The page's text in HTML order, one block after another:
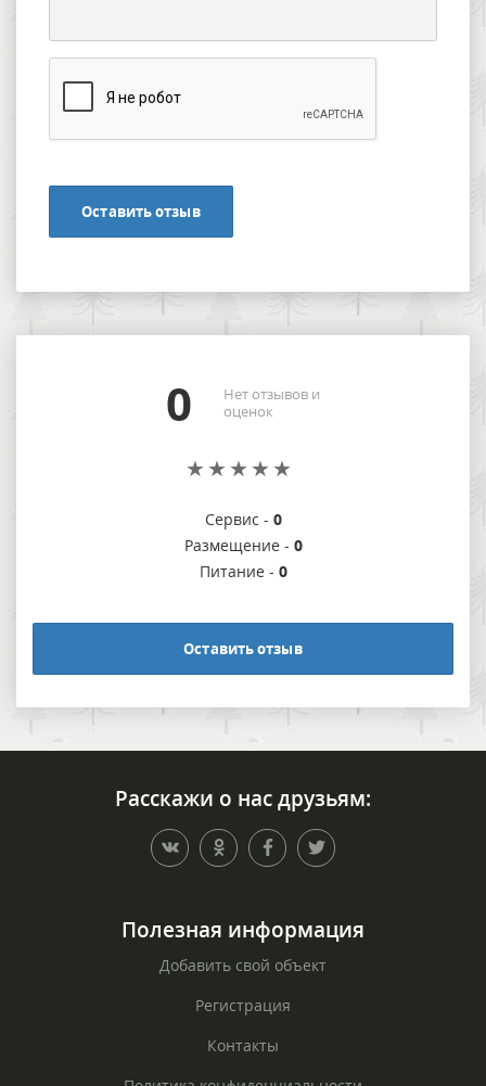
Оставить отзыв
0
Нет отзывов и
оценок
Сервис - 0
Размещение - 0
Питание - 0
Оставить отзыв
Расскажи о нас друзьям:
Полезная информация
Добавить свой объект
Регистрация
Контакты